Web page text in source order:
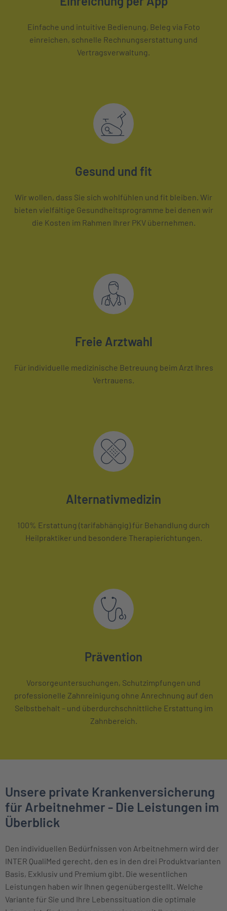
Einfache und intuitive Bedienung, Beleg via Foto
einreichen, schnelle Rechnungserstattung und
Vertragsverwaltung.
Gesund und fit
Wir wollen, dass Sie sich wohlfühlen und fit bleiben. Wir
bieten vielfältige Gesundheitsprogramme bei denen wir
die Kosten im Rahmen Ihrer PKV übernehmen.
Freie Arztwahl
Für individuelle medizinische Betreuung beim Arzt Ihres
Vertrauens.
Alternativmedizin
100% Erstattung (tarifabhängig) für Behandlung durch
Heilpraktiker und besondere Therapierichtungen.
Prävention
Vorsorgeuntersuchungen, Schutzimpfungen und
professionelle Zahnreinigung ohne Anrechnung auf den
Selbstbehalt – und überdurchschnittliche Erstattung im
Zahnbereich.
Unsere private Krankenversicherung
für Arbeitnehmer - Die Leistungen im
Überblick
Den individuellen Bedürfnissen von Arbeitnehmern wird der
INTER QualiMed gerecht, den es in den drei Produktvarianten
Basis, Exklusiv und Premium gibt. Die wesentlichen
Leistungen haben wir Ihnen gegenübergestellt. Welche
Variante für Sie und Ihre Lebenssituation die optimale